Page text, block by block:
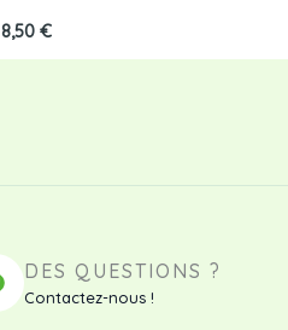
8,50€
DES QUESTIONS ?
Contactez-nous !